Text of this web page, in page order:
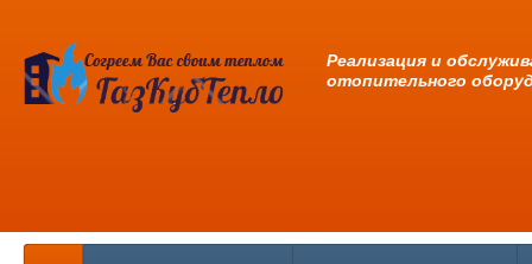
Pеализация и
отопительного